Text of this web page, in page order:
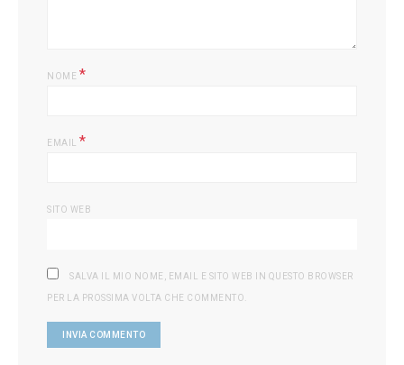
NOME *
EMAIL *
SITO WEB
SALVA IL MIO NOME, EMAIL E SITO WEB IN QUESTO BROWSER
PER LA PROSSIMA VOLTA CHE COMMENTO.